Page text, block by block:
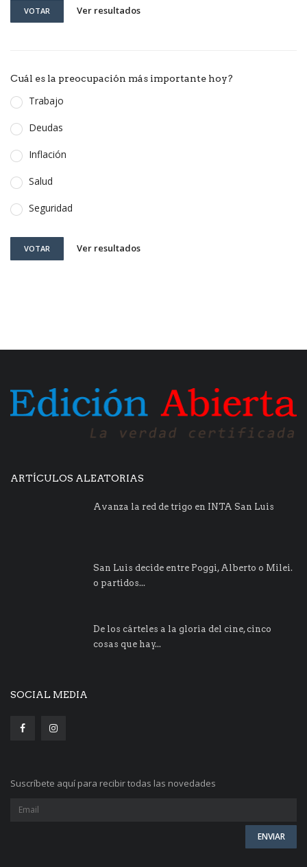
VOTAR Ver resultados
Cuál es la preocupación más importante hoy?
Trabajo
Deudas
Inflación
Salud
Seguridad
VOTAR Ver resultados
ARTÍCULOS ALEATORIAS
Avanza la red de trigo en INTA San Luis
San Luis decide entre Poggi, Alberto o Milei.
o partidos...
De los cárteles a la gloria del cine, cinco
cosas que hay...
SOCIAL MEDIA
Suscríbete aquí para recibir todas las novedades